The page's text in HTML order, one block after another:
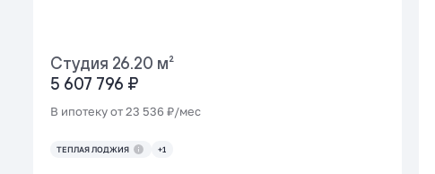
Студия 26.20 м²
5 607 796 ₽
В ипотеку от 23 536 ₽/мес
ТЕПЛАЯ ЛОДЖИЯ +1